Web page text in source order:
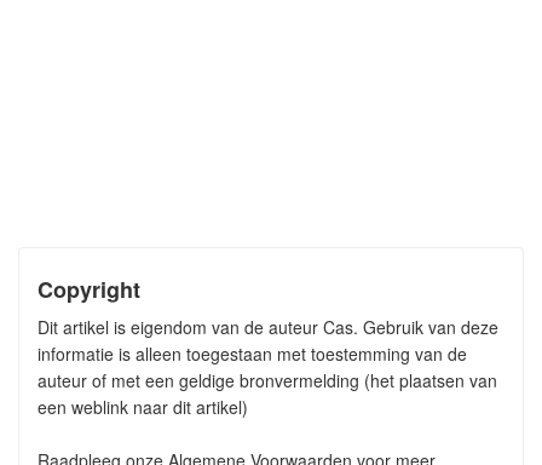
Copyright
Dit artikel is eigendom van de auteur Cas. Gebruik van deze
informatie is alleen toegestaan met toestemming van de
auteur of met een geldige bronvermelding (het plaatsen van
een weblink naar dit artikel)
Raadpleeg onze Algemene Voorwaarden voor meer